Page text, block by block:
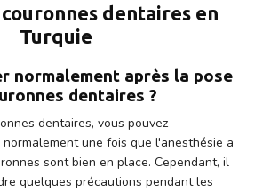
couronnes dentaires en
Turquie
normalement après la pose
dentaires ?
dentaires, vous pouvez
une fois que l'anesthésie a
sont bien en place. Cependant, il
quelques précautions pendant les